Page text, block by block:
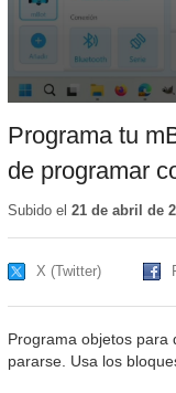
Programa tu
de programar
Subido el 21 de abril de
X (Twitter)
Programa objetos para
pararse. Usa los